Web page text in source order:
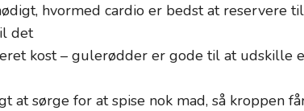
hvormed cardio er bedst at reservere
det
kost – gulerødder er gode til at udskille
at sørge for at spise nok mad, så kroppen